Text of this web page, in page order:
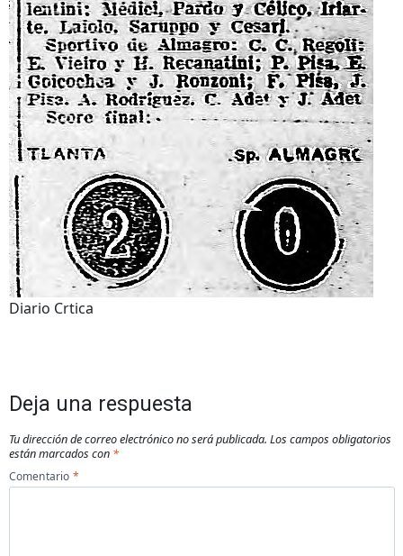
Diario Crtica
Deja una respuesta
Tu dirección de correo electrónico no será publicada. Los campos obligatorios
están marcados con *
Comentario *